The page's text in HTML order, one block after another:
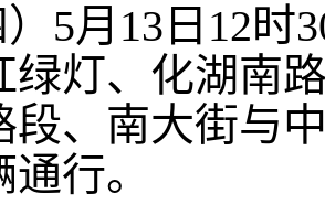
）5月13日12
绿灯、化湖南
段、南大街与
行。